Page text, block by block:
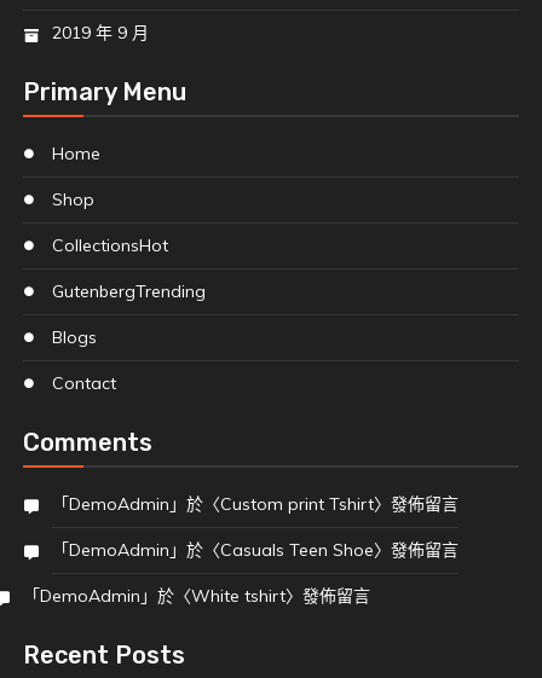
2019 年 9 月
Primary Menu
Home
Shop
CollectionsHot
GutenbergTrending
Blogs
Contact
Comments
「DemoAdmin 」於〈Custom print Tshirt〉發佈留言
「DemoAdmin 」於〈Casuals Teen Shoe〉發佈留言
「DemoAdmin 」於〈White tshirt〉發佈留言
Recent Posts